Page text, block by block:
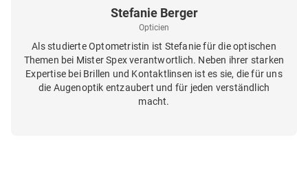
Stefanie Berger
Opticien
Als studierte Optometristin ist Stefanie für die optischen
Themen bei Mister Spex verantwortlich. Neben ihrer starken
Expertise bei Brillen und Kontaktlinsen ist es sie, die für uns
die Augenoptik entzaubert und für jeden verständlich
macht.